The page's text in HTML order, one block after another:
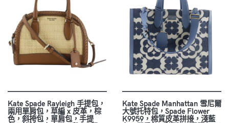
Kate Spade Rayleigh 手提包，
兩用單肩包，草編 x 皮革，棕
色，斜挎包，單肩包，手提
Kate Spade Manhattan 雪尼爾
大號托特包，Spade Flower
K9959，棉質皮革拼接，淺藍